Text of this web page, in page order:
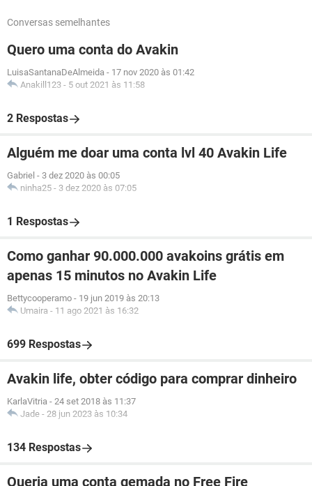
Conversas semelhantes
Quero uma conta do Avakin
LuisaSantanaDeAlmeida - 17 nov 2020 às 01:42
Anakill123 - 5 out 2021 às 11:58
2 Respostas
Alguém me doar uma conta lvl 40 Avakin Life
Gabriel - 3 dez 2020 às 00:05
ninha25 - 3 dez 2020 às 07:05
1 Respostas
Como ganhar 90.000.000 avakoins grátis em
apenas 15 minutos no Avakin Life
Bettycooperamo - 19 jun 2019 às 20:13
Umaira - 11 ago 2021 às 16:32
699 Respostas
Avakin life, obter código para comprar dinheiro
KarlaVitria - 24 set 2018 às 11:37
Jade - 28 jun 2023 às 10:34
134 Respostas
Queria uma conta gemada no Free Fire